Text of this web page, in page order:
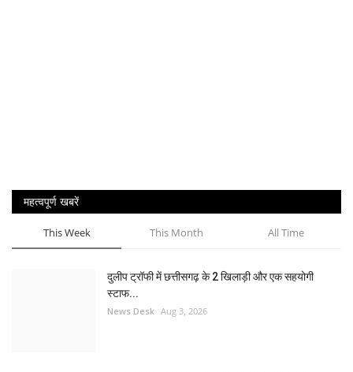
महत्वपूर्ण खबरें
This Week This Month All Time
दुलीप ट्रॉफी में छत्तीसगढ़ के 2 खिलाड़ी और एक सहयोगी
स्टाफ...
News Desk Aug 3, 2026